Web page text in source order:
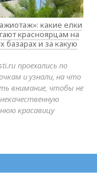
какие елки
красноярцам на
базарах и за какую
проехались по
и узнали, на что
внимание, чтобы не
красавицу